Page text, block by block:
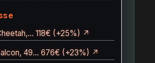
118€ (+25%) ↗
49… 676€ (+23%) ↗